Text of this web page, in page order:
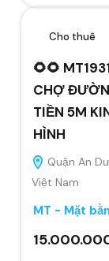
Cho thuê
🌻🌻
CHỢ
TIỀN 5M
HÌNH
Quận An
Việt Nam
MT - Mặt